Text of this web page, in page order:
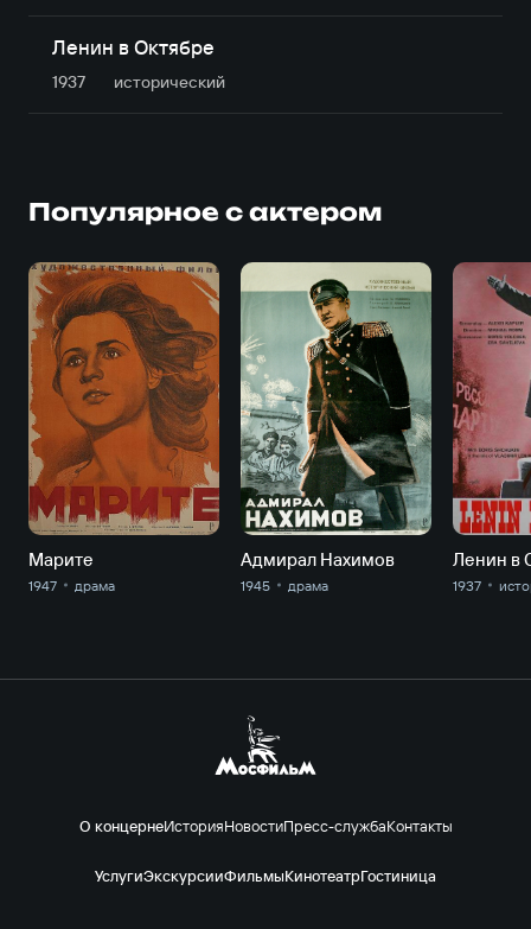
Ленин в Октябре
1937 исторический
Популярное с актером
Марите
1947 драма
Адмирал Нахимов
1945 драма
Ленин в
1937
О концернеИсторияНовостиПресс-службаКонтакты
УслугиЭкскурсииФильмыКинотеатрГостиница